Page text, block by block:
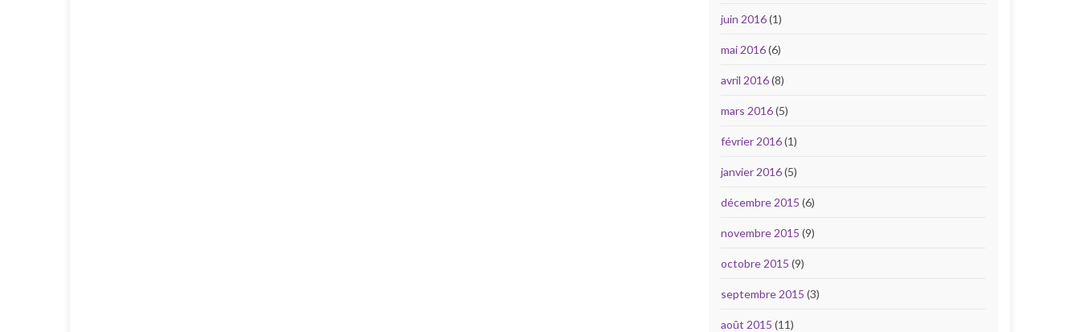
juin 2016(1)
mai 2016(6)
avril 2016(8)
mars 2016(5)
février 2016(1)
janvier 2016(5)
décembre 2015 (6)
novembre 2015 (9)
octobre 2015 (9)
septembre 2015 (3)
août 2015 (11)